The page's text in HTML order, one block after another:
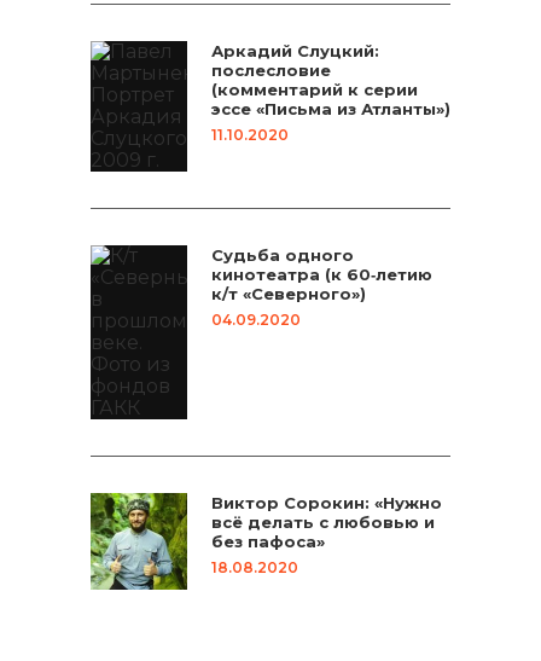
Аркадий Слуцкий:
послесловие
(комментарий к серии
эссе «Письма из Атланты»)
11.10.2020
Судьба одного
кинотеатра (к 60‑летию
к/т «Северного»)
04.09.2020
Виктор Сорокин: «Нужно
всё делать с любовью и
без пафоса»
18.08.2020